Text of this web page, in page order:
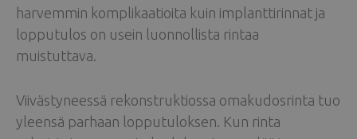
harvemmin komplikaatioita kuin implanttirinnat ja
lopputulos on usein luonnollista rintaa
muistuttava.
Viivästyneessä rekonstruktiossa omakudosrinta tuo
yleensä parhaan lopputuloksen. Kun rinta